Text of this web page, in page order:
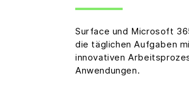
Surface und Microsoft
die täglichen Aufgaben
innovativen
Anwendungen.